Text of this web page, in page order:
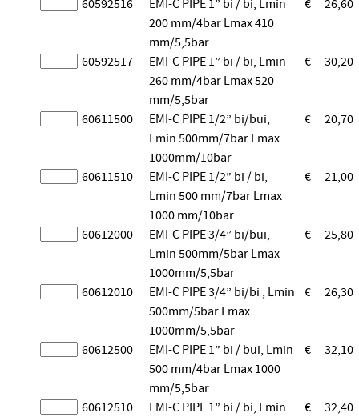
60592516
EMI-C PIPE 1” bi / bi, Lmin
200 mm/4bar Lmax 410
mm/5,5bar
€ 26,60
60592517
EMI-C PIPE 1” bi / bi, Lmin
260 mm/4bar Lmax 520
mm/5,5bar
€ 30,20
60611500
EMI-C PIPE 1/2” bi/bui,
Lmin 500mm/7bar Lmax
1000mm/10bar
€ 20,70
60611510
EMI-C PIPE 1/2” bi / bi,
Lmin 500 mm/7bar Lmax
1000 mm/10bar
€ 21,00
60612000
EMI-C PIPE 3/4” bi/bui,
Lmin 500mm/5bar Lmax
1000mm/5,5bar
€ 25,80
60612010
EMI-C PIPE 3/4” bi/bi , Lmin
500mm/5bar Lmax
1000mm/5,5bar
€ 26,30
60612500
EMI-C PIPE 1” bi / bui, Lmin
500 mm/4bar Lmax 1000
mm/5,5bar
€ 32,10
60612510
EMI-C PIPE 1” bi / bi, Lmin
€ 32,40